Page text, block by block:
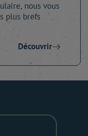
nous vous
plus brefs
Découvrir